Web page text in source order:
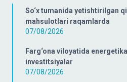
So‘x tumanida yetishtirilgan
mahsulotlari raqamlarda
07/08/2026
Farg‘ona viloyatida
investitsiyalar
07/08/2026